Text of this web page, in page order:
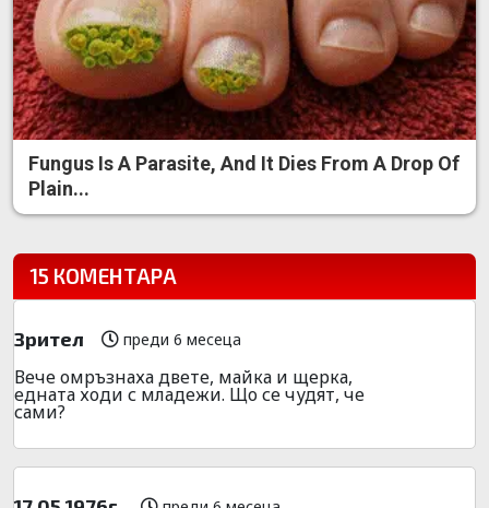
Fungus Is A Parasite, And It Dies From A Drop Of
Plain...
15 КОМЕНТАРА
Зрител преди 6 месеца
Вече омръзнаха двете, майка и щерка,
едната ходи с младежи. Що се чудят, че
сами?